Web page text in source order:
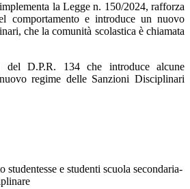
la Legge n. 150/2024, rafforza
comportamento e introduce un nuovo
che la comunità scolastica è chiamata
del D.P.R. 134 che introduce alcune
regime delle Sanzioni Disciplinari
e studenti scuola secondaria-